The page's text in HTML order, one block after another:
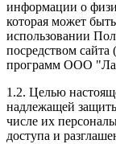
информации о
которая может
использовании
посредством
программ ООО
1.2. Целью
надлежащей
числе их
доступа и